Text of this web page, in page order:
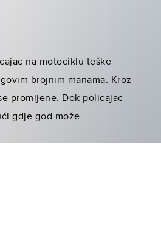
na motociklu teške
brojnim manama. Kroz
promijene. Dok policajac
gdje god može.